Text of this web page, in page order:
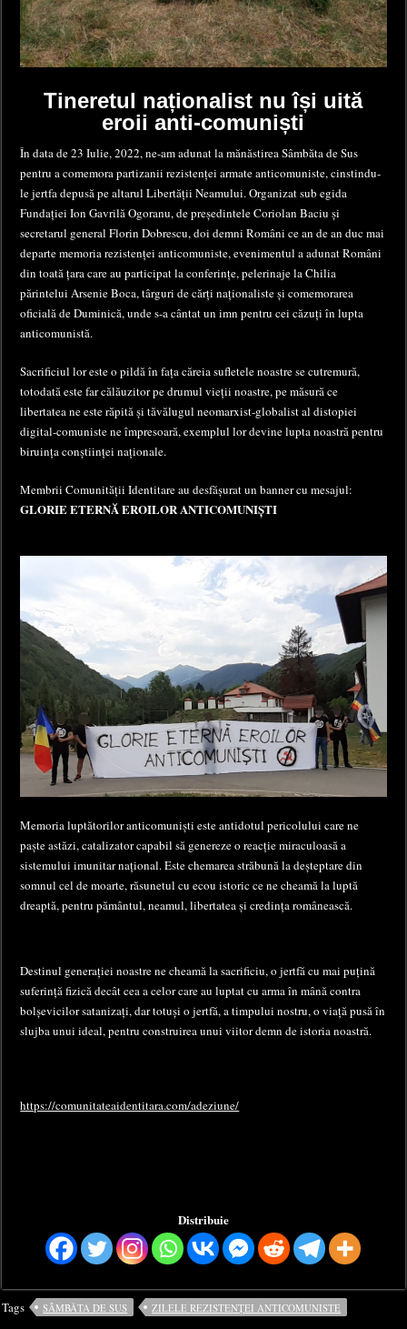
Tineretul naționalist nu își uită
eroii anti-comuniști
În data de 23 Iulie, 2022, ne-am adunat la mănăstirea Sâmbăta de Sus
pentru a comemora partizanii rezistenței armate anticomuniste, cinstindu-
le jertfa depusă pe altarul Libertății Neamului. Organizat sub egida
Fundației Ion Gavrilă Ogoranu, de președintele Coriolan Baciu și
secretarul general Florin Dobrescu, doi demni Români ce an de an duc mai
departe memoria rezistenței anticomuniste, evenimentul a adunat Români
din toată țara care au participat la conferințe, pelerinaje la Chilia
părintelui Arsenie Boca, târguri de cărți naționaliste și comemorarea
oficială de Duminică, unde s-a cântat un imn pentru cei căzuți în lupta
anticomunistă.
Sacrificiul lor este o pildă în fața căreia sufletele noastre se cutremură,
totodată este far călăuzitor pe drumul vieții noastre, pe măsură ce
libertatea ne este răpită și tăvălugul neomarxist-globalist al distopiei
digital-comuniste ne împresoară, exemplul lor devine lupta noastră pentru
biruința conștiinței naționale.
Membrii Comunității Identitare au desfășurat un banner cu mesajul:
GLORIE ETERNĂ EROILOR ANTICOMUNIȘTI
Memoria luptătorilor anticomuniști este antidotul pericolului care ne
paște astăzi, catalizator capabil să genereze o reacție miraculoasă a
sistemului imunitar național. Este chemarea străbună la deșteptare din
somnul cel de moarte, răsunetul cu ecou istoric ce ne cheamă la luptă
dreaptă, pentru pământul, neamul, libertatea și credința românească.
Destinul generației noastre ne cheamă la sacrificiu, o jertfă cu mai puțină
suferință fizică decât cea a celor care au luptat cu arma în mână contra
bolșevicilor satanizați, dar totuși o jertfă, a timpului nostru, o viață pusă în
slujba unui ideal, pentru construirea unui viitor demn de istoria noastră.
https://comunitateaidentitara.com/adeziune/
Distribuie
Tags SÂMBĂTA DE SUS ZILELE REZISTENȚEI ANTICOMUNISTE